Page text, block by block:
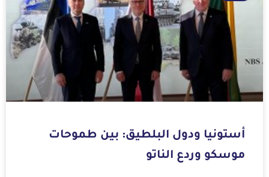
أستونيا ودول البلطيق: بين طموحات
موسكو وردع الناتو